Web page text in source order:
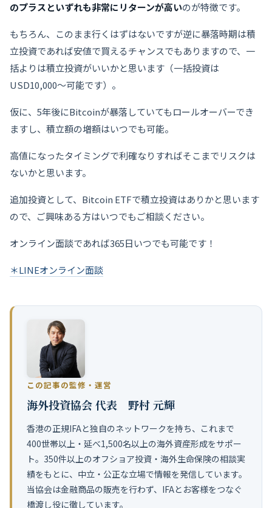
のプラスといずれも非常にリターンが高いのが特徴です。
もちろん、このまま行くはずはないですが逆に暴落時期は積
立投資であれば安値で買えるチャンスでもありますので、一
括よりは積立投資がいいかと思います（一括投資は
USD10,000〜可能です）。
仮に、5年後にBitcoinが暴落していてもロールオーバーでき
ますし、積立額の増額はいつでも可能。
高値になったタイミングで利確なりすればそこまでリスクは
ないかと思います。
追加投資として、Bitcoin ETFで積立投資はありかと思います
ので、ご興味ある方はいつでもご相談ください。
オンライン面談であれば365日いつでも可能です！
＊LINEオンライン面談
この記事の監修・運営
海外投資協会 代表 野村 元輝
香港の正規IFAと独自のネットワークを持ち、これまで
400世帯以上・延べ1,500名以上の海外資産形成をサポー
ト。350件以上のオフショア投資・海外生命保険の相談実
績をもとに、中立・公正な立場で情報を発信しています。
当協会は金融商品の販売を行わず、IFAとお客様をつなぐ
橋渡し役に徹しています。